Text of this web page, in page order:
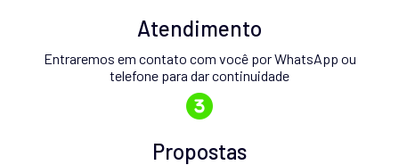
Atendimento
Entraremos em contato com você por WhatsApp ou
telefone para dar continuidade
Propostas